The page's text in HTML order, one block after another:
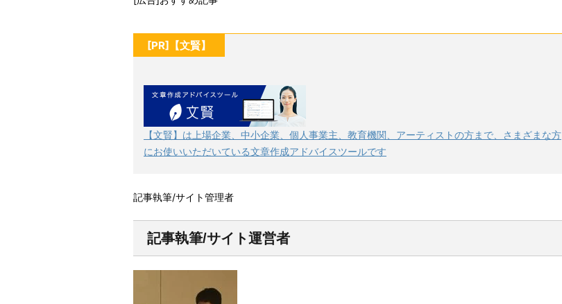
[PR]【文賢】
【文賢】は上場企業、中小企業、個人事業主、教育機関、アーティストの方まで、さまざまな方
にお使いいただいている文章作成アドバイスツールです
記事執筆/サイト管理者
記事執筆/サイト運営者